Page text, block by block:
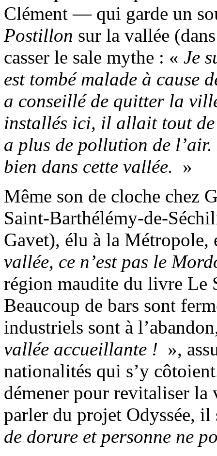
Clément — qui garde un
Postillon sur la vallée
casser le sale mythe : « Je
est tombé malade à cause
a conseillé de quitter la
installés ici, il allait tout de
a plus de pollution de
bien dans cette vallée. »
Même son de cloche chez
Saint-Barthélémy-de-
Gavet), élu à la
vallée, ce n’est pas le
région maudite du livre Le
Beaucoup de bars sont
industriels sont à
vallée accueillante ! »,
nationalités qui s’y
démener pour revitaliser
parler du projet Odyssée, il
de dorure et personne ne